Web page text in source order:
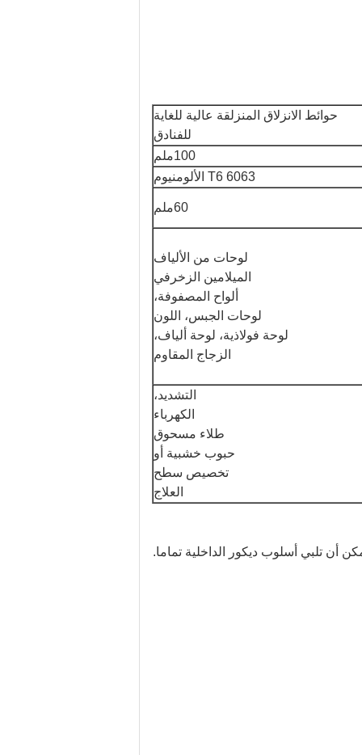
حوائط الانزلاق المنزلقة عالية للغاية
للفنادق
100ملم
6063 T6 الألومنيوم
60ملم
لوحات من الألياف
الميلامين الزخرفي
ألواح المصفوفة،
لوحات الجبس، اللون
لوحة فولاذية، لوحة ألياف،
الزجاج المقاوم
التشديد،
الكهرباء
طلاء مسحوق
حبوب خشبية أو
تخصيص سطح
العلاج
أن تلبي أسلوب ديكور الداخلية تماما.